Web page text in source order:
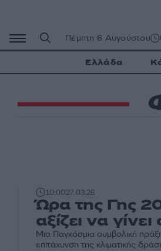
περιεχόμενο
Πέμπτη 6 Αυγούστου
Ελλάδα
10:0027.03.26
Ώρα της Γης
αξίζει να
Μια Παγκόσμια συμβολική
επιτάχυνση της κλιματικής